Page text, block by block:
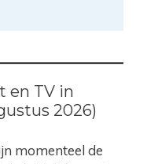
en TV in
2026)
momenteel de